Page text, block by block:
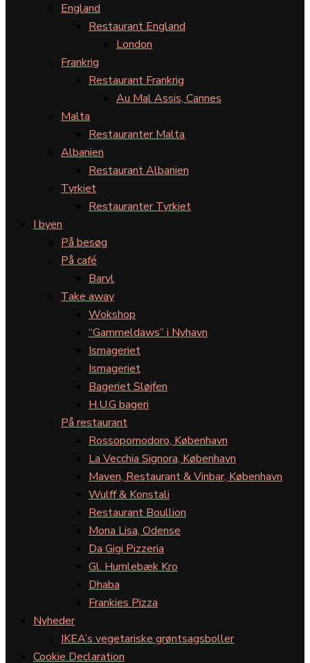
England
Restaurant England
London
Frankrig
Restaurant Frankrig
Au Mal Assis, Cannes
Malta
Restauranter Malta
Albanien
Restaurant Albanien
Tyrkiet
Restauranter Tyrkiet
I byen
På besøg
På café
Baryl
Take away
Wokshop
“Gammeldaws” i Nyhavn
Ismageriet
Ismageriet
Bageriet Sløjfen
H.U.G bageri
På restaurant
Rossopomodoro, København
La Vecchia Signora, København
Maven, Restaurant & Vinbar, København
Wulff & Konstali
Restaurant Boullion
Mona Lisa, Odense
Da Gigi Pizzeria
Gl. Humlebæk Kro
Dhaba
Frankies Pizza
Nyheder
IKEA’s vegetariske grøntsagsboller
Cookie Declaration